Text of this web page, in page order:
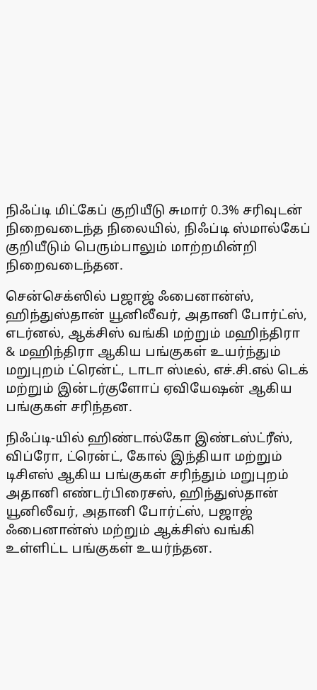
நிஃப்டி மிட்கேப் குறியீடு சுமார் 0.3% சரிவுடன்
நிறைவடைந்த நிலையில், நிஃப்டி ஸ்மால்கேப்
குறியீடும் பெரும்பாலும் மாற்றமின்றி
நிறைவடைந்தன.
சென்செக்ஸில் பஜாஜ் ஃபைனான்ஸ்,
ஹிந்துஸ்தான் யூனிலீவர், அதானி போர்ட்ஸ்,
எடர்னல், ஆக்சிஸ் வங்கி மற்றும் மஹிந்திரா
& மஹிந்திரா ஆகிய பங்குகள் உயர்ந்தும்
மறுபுறம் ட்ரென்ட், டாடா ஸ்டீல், எச்.சி.எல் டெக்
மற்றும் இன்டர்குளோப் ஏவியேஷன் ஆகிய
பங்குகள் சரிந்தன.
நிஃப்டி-யில் ஹிண்டால்கோ இண்டஸ்ட்ரீஸ்,
விப்ரோ, ட்ரென்ட், கோல் இந்தியா மற்றும்
டிசிஎஸ் ஆகிய பங்குகள் சரிந்தும் மறுபுறம்
அதானி எண்டர்பிரைசஸ், ஹிந்துஸ்தான்
யூனிலீவர், அதானி போர்ட்ஸ், பஜாஜ்
ஃபைனான்ஸ் மற்றும் ஆக்சிஸ் வங்கி
உள்ளிட்ட பங்குகள் உயர்ந்தன.